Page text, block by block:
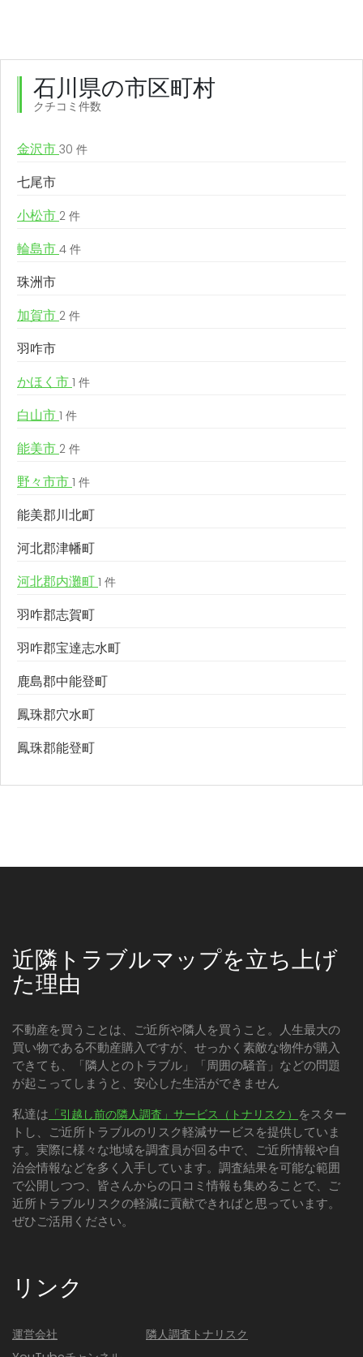
石川県の市区町村
クチコミ件数
金沢市 30 件
七尾市
小松市 2 件
輪島市 4 件
珠洲市
加賀市 2 件
羽咋市
かほく市 1 件
白山市 1 件
能美市 2 件
野々市市 1 件
能美郡川北町
河北郡津幡町
河北郡内灘町 1 件
羽咋郡志賀町
羽咋郡宝達志水町
鹿島郡中能登町
鳳珠郡穴水町
鳳珠郡能登町
近隣トラブルマップを立ち上げ
た理由
不動産を買うことは、ご近所や隣人を買うこと。人生最大の
買い物である不動産購入ですが、せっかく素敵な物件が購入
できても、「隣人とのトラブル」「周囲の騒音」などの問題
が起こってしまうと、安心した生活ができません
私達は 「引越し前の隣人調査」サービス（トナリスク） をスター
トし、ご近所トラブルのリスク軽減サービスを提供していま
す。実際に様々な地域を調査員が回る中で、ご近所情報や自
治会情報などを多く入手しています。調査結果を可能な範囲
で公開しつつ、皆さんからの口コミ情報も集めることで、ご
近所トラブルリスクの軽減に貢献できればと思っています。
ぜひご活用ください。
リンク
運営会社
隣人調査トナリスク